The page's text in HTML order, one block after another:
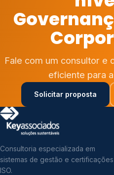
Fale com um consultor e
eficiente para
Solicitar proposta
Consultoria especializada em
sistemas de gestão e certificações
ISO.